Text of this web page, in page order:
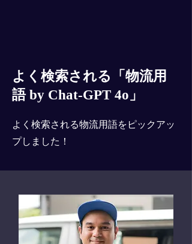
よく検索される「物流用
語 by Chat-GPT 4o」
よく検索される物流用語をピックアッ
プしました！